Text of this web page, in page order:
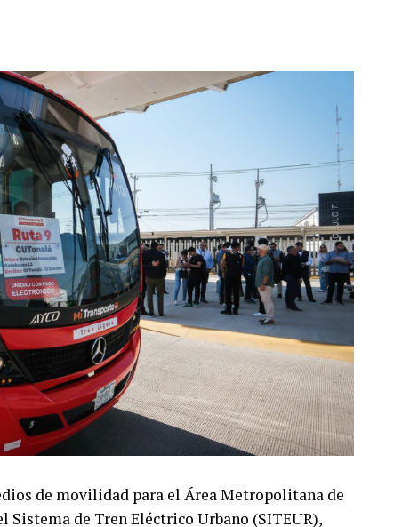
de movilidad para el Área Metropolitana de
Sistema de Tren Eléctrico Urbano (SITEUR),